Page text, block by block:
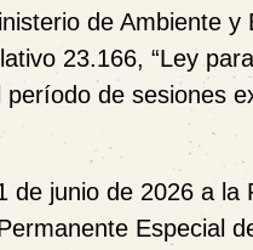
de Ambiente
23.166, “Ley
de sesiones
de junio de 2026 a
Especial